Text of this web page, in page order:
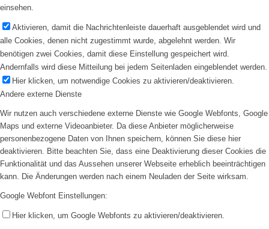
einsehen.
Aktivieren, damit die Nachrichtenleiste dauerhaft ausgeblendet wird und
alle Cookies, denen nicht zugestimmt wurde, abgelehnt werden. Wir
benötigen zwei Cookies, damit diese Einstellung gespeichert wird.
Andernfalls wird diese Mitteilung bei jedem Seitenladen eingeblendet werden.
Hier klicken, um notwendige Cookies zu aktivieren/deaktivieren.
Andere externe Dienste
Wir nutzen auch verschiedene externe Dienste wie Google Webfonts, Google
Maps und externe Videoanbieter. Da diese Anbieter möglicherweise
personenbezogene Daten von Ihnen speichern, können Sie diese hier
deaktivieren. Bitte beachten Sie, dass eine Deaktivierung dieser Cookies die
Funktionalität und das Aussehen unserer Webseite erheblich beeinträchtigen
kann. Die Änderungen werden nach einem Neuladen der Seite wirksam.
Google Webfont Einstellungen:
Hier klicken, um Google Webfonts zu aktivieren/deaktivieren.